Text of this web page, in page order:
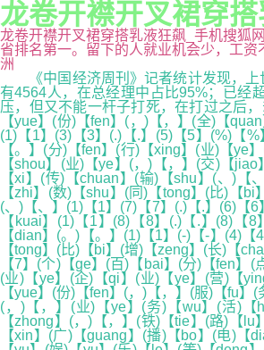
龙卷开襟开叉裙穿
龙卷开襟开叉裙穿搭乳液狂飙_手机搜
省排名第一。留下的人就业机会少，工
洲
《中国经济周刊》记者统计发现，上
有4564人，在总经理中占比95%；已
压，但又不能一杆子打死，在打过之
【yue】(份)【fen】(，)【，】(全)【
(1)【1】(3)【3】(.)【.】(5)【5】(%)【
【。】(分)【fen】(行)【xing】(业)【ye
【shou】(业)【ye】(，)【，】(交)【
【xi】(传)【chuan】(输)【shu】(、)
【zhi】(数)【shu】(同)【tong】(比)【
(、)【、】(1)【1】(7)【7】(.)【.】(6)【
【kuai】(1)【1】(8)【8】(.)【.】(8)【
【dian】(。)【。】(1)【1】(-)【-】(4)
【tong】(比)【bi】(增)【zeng】(长)【
【7】(个)【ge】(百)【bai】(分)【fen】
(业)【ye】(企)【qi】(业)【ye】(营)【
【yue】(份)【fen】(，)【，】(服)【fu
(，)【，】(业)【ye】(务)【wu】(活)
【zhong】(，)【，】(铁)【tie】(路)【
【xin】(广)【guang】(播)【bo】(电)